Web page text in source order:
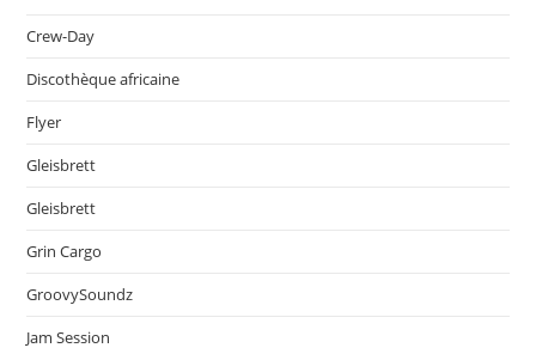
Crew-Day
Discothèque africaine
Flyer
Gleisbrett
Gleisbrett
Grin Cargo
GroovySoundz
Jam Session